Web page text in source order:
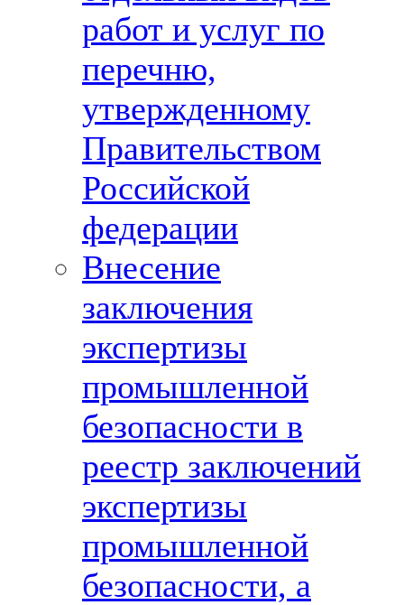
работ и услуг по
перечню,
утвержденному
Правительством
Российской
федерации
Внесение
заключения
экспертизы
промышленной
безопасности в
реестр заключений
экспертизы
промышленной
безопасности, а